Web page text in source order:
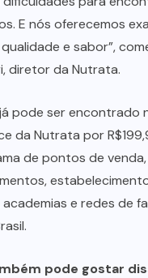
E nós oferecemos
e sabor”,
diretor da Nutrata.
pode ser encontrado
da Nutrata por
de pontos de
e redes de
pode gostar